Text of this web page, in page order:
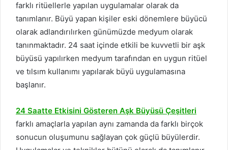
farklı ritüellerle yapılan uygulamalar olarak da
tanımlanır. Büyü yapan kişiler eski dönemlere büyücü
olarak adlandırılırken günümüzde medyum olarak
tanınmaktadır. 24 saat içinde etkili be kuvvetli bir aşk
büyüsü yapılırken medyum tarafından en uygun ritüel
ve tılsım kullanımı yapılarak büyü uygulamasına
başlanır.
24 Saatte Etkisini Gösteren Aşk Büyüsü Çeşitleri
farklı amaçlarla yapılan aynı zamanda da farklı birçok
sonucun oluşumunu sağlayan çok güçlü büyülerdir.